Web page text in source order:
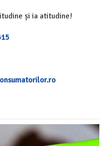
și ia atitudine!